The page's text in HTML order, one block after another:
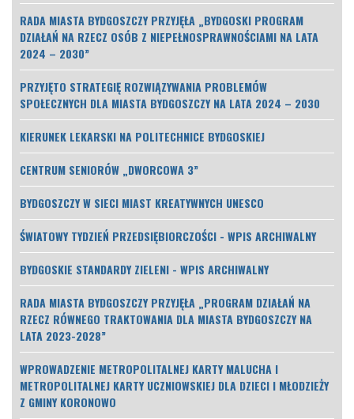
RADA MIASTA BYDGOSZCZY PRZYJĘŁA „BYDGOSKI PROGRAM
DZIAŁAŃ NA RZECZ OSÓB Z NIEPEŁNOSPRAWNOŚCIAMI NA LATA
2024 – 2030”
PRZYJĘTO STRATEGIĘ ROZWIĄZYWANIA PROBLEMÓW
SPOŁECZNYCH DLA MIASTA BYDGOSZCZY NA LATA 2024 – 2030
KIERUNEK LEKARSKI NA POLITECHNICE BYDGOSKIEJ
CENTRUM SENIORÓW „DWORCOWA 3”
BYDGOSZCZY W SIECI MIAST KREATYWNYCH UNESCO
ŚWIATOWY TYDZIEŃ PRZEDSIĘBIORCZOŚCI - WPIS ARCHIWALNY
BYDGOSKIE STANDARDY ZIELENI - WPIS ARCHIWALNY
RADA MIASTA BYDGOSZCZY PRZYJĘŁA „PROGRAM DZIAŁAŃ NA
RZECZ RÓWNEGO TRAKTOWANIA DLA MIASTA BYDGOSZCZY NA
LATA 2023-2028”
WPROWADZENIE METROPOLITALNEJ KARTY MALUCHA I
METROPOLITALNEJ KARTY UCZNIOWSKIEJ DLA DZIECI I MŁODZIEŻY
Z GMINY KORONOWO